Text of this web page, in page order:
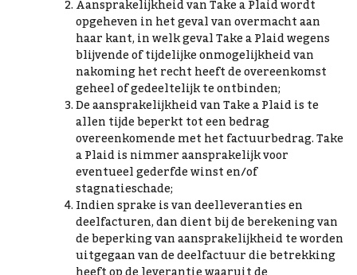
Aansprakelijkheid van Take a Plaid wordt
opgeheven in het geval van overmacht aan
haar kant, in welk geval Take a Plaid wegens
blijvende of tijdelijke onmogelijkheid van
nakoming het recht heeft de overeenkomst
geheel of gedeeltelijk te ontbinden;
De aansprakelijkheid van Take a Plaid is te
allen tijde beperkt tot een bedrag
overeenkomende met het factuurbedrag. Take
a Plaid is nimmer aansprakelijk voor
eventueel gederfde winst en/of
stagnatieschade;
Indien sprake is van deelleveranties en
deelfacturen, dan dient bij de berekening van
de beperking van aansprakelijkheid te worden
uitgegaan van de deelfactuur die betrekking